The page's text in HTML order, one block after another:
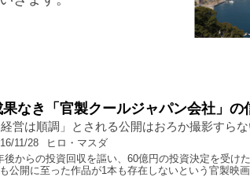
果なき「官製クールジャパン会社」の
経営は順調」とされる公開はおろか撮影すら
11/28
ヒロ・マスダ
後からの投資回収を謳い、60億円の投資決定を受け
公開に至った作品が1本も存在しないという官製映画